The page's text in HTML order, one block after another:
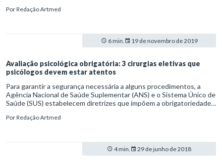
saúde, 11.402 pelo Sistema Único de Saúde (SUS) e 3.046
cirurgiões.
PorRedação Artmed
6 min. 19 de novembro de 2019
Avaliação psicológica obrigatória: 3 cirurgias eletivas que
psicólogos devem estar atentos
Para garantir a segurança necessária a alguns procedimentos, a
Agência Nacional de Saúde Suplementar (ANS) e o Sistema Único de
Saúde (SUS) estabelecem diretrizes que impõem a obrigatoriedade
PorRedação Artmed
4 min. 29 de junho de 2018